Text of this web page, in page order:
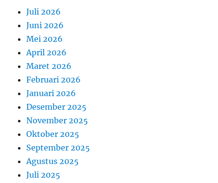
Juli 2026
Juni 2026
Mei 2026
April 2026
Maret 2026
Februari 2026
Januari 2026
Desember 2025
November 2025
Oktober 2025
September 2025
Agustus 2025
Juli 2025